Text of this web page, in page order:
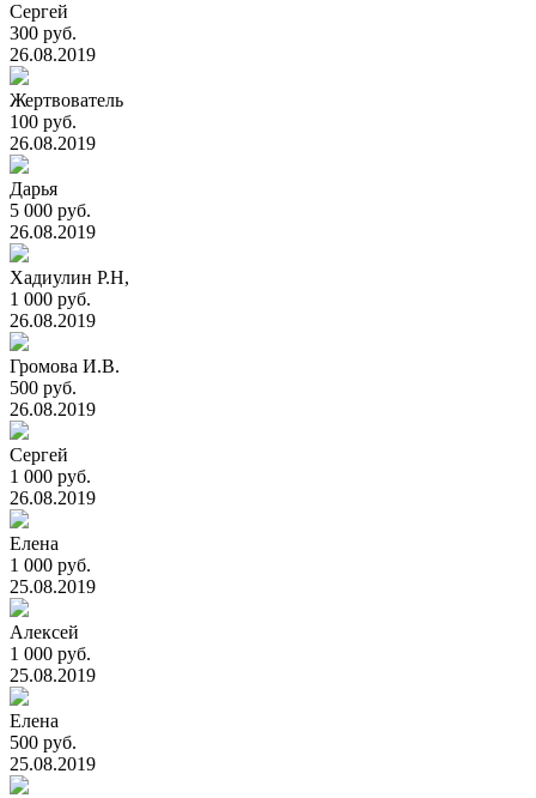
Сергей
300 руб.
26.08.2019
Жертвователь
100 руб.
26.08.2019
Дарья
5 000 руб.
26.08.2019
Хадиулин Р.Н,
1 000 руб.
26.08.2019
Громова И.В.
500 руб.
26.08.2019
Сергей
1 000 руб.
26.08.2019
Елена
1 000 руб.
25.08.2019
Алексей
1 000 руб.
25.08.2019
Елена
500 руб.
25.08.2019